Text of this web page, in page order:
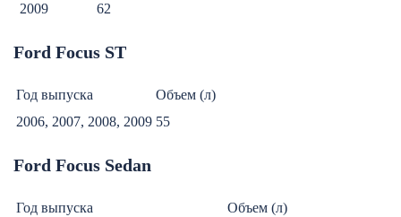
2009
62
Ford Focus ST
Год выпуска
Объем (л)
2006, 2007, 2008, 2009 55
Ford Focus Sedan
Год выпуска
Объем (л)